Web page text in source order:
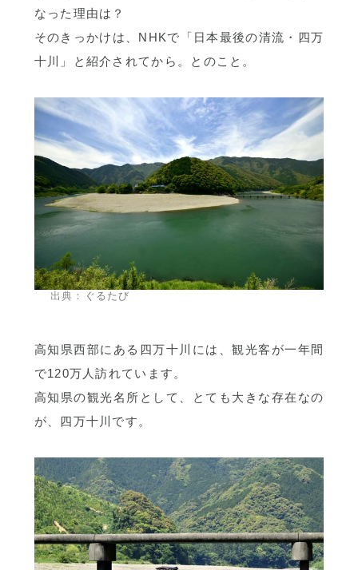
なった理由は？
そのきっかけは、NHKで「日本最後の清流・四万
十川」と紹介されてから。とのこと。
出典： ぐるたび
高知県西部にある四万十川には、観光客が一年間
で120万人訪れています。
高知県の観光名所として、とても大きな存在なの
が、四万十川です。